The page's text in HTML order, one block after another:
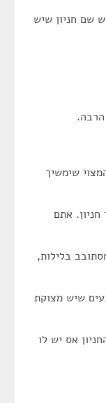
שם חניון שיש
שימשיך
חניון. אתם
בלילות,
שיש מצוקת
אס יש לו